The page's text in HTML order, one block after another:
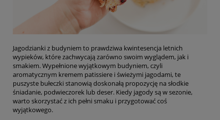
Jagodzianki z budyniem to prawdziwa kwintesencja letnich
wypieków, które zachwycają zarówno swoim wyglądem, jak i
smakiem. Wypełnione wyjątkowym budyniem, czyli
aromatycznym kremem patissiere i świeżymi jagodami, te
puszyste bułeczki stanowią doskonałą propozycję na słodkie
śniadanie, podwieczorek lub deser. Kiedy jagody są w sezonie,
warto skorzystać z ich pełni smaku i przygotować coś
wyjątkowego.